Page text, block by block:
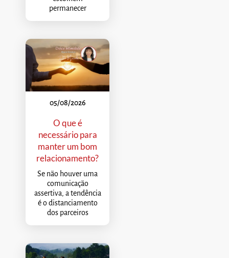
permanecer
05/08/2026
O que é
necessário para
manter um bom
relacionamento?
Se não houver uma
comunicação
assertiva, a tendência
é o distanciamento
dos parceiros